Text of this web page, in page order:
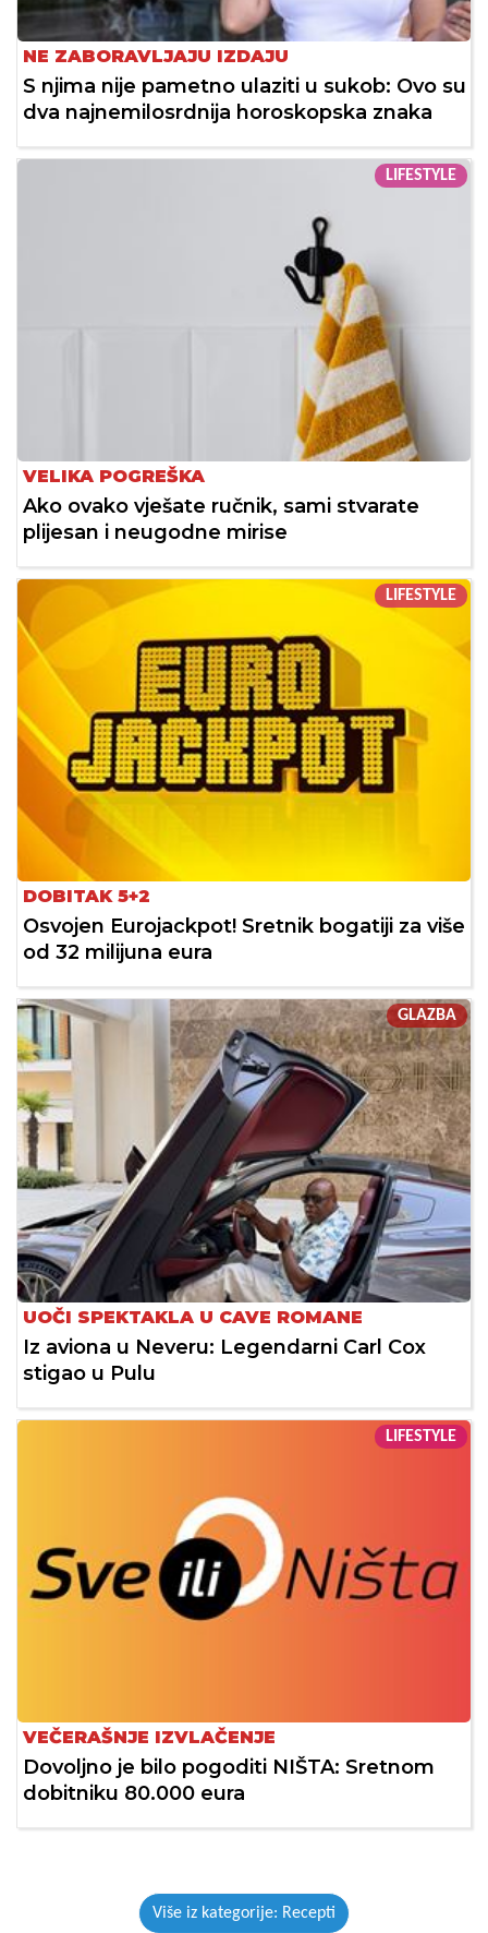
NE ZABORAVLJAJU IZDAJU
S njima nije pametno ulaziti u sukob: Ovo su
dva najnemilosrdnija horoskopska znaka
LIFESTYLE
VELIKA POGREŠKA
Ako ovako vješate ručnik, sami stvarate
plijesan i neugodne mirise
LIFESTYLE
DOBITAK 5+2
Osvojen Eurojackpot! Sretnik bogatiji za više
od 32 milijuna eura
GLAZBA
UOČI SPEKTAKLA U CAVE ROMANE
Iz aviona u Neveru: Legendarni Carl Cox
stigao u Pulu
LIFESTYLE
VEČERAŠNJE IZVLAČENJE
Dovoljno je bilo pogoditi NIŠTA: Sretnom
dobitniku 80.000 eura
Više iz kategorije: Recepti